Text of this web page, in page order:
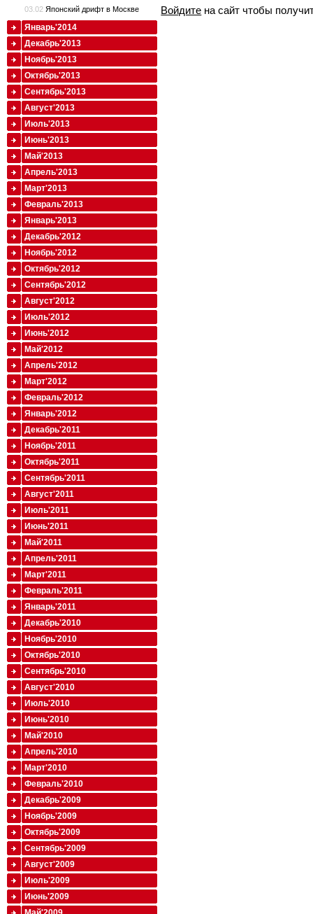
Войдите на сайт чтобы
03.02 Японский дрифт в Москве
Январь'2014
Декабрь'2013
Ноябрь'2013
Октябрь'2013
Сентябрь'2013
Август'2013
Июль'2013
Июнь'2013
Май'2013
Апрель'2013
Март'2013
Февраль'2013
Январь'2013
Декабрь'2012
Ноябрь'2012
Октябрь'2012
Сентябрь'2012
Август'2012
Июль'2012
Июнь'2012
Май'2012
Апрель'2012
Март'2012
Февраль'2012
Январь'2012
Декабрь'2011
Ноябрь'2011
Октябрь'2011
Сентябрь'2011
Август'2011
Июль'2011
Июнь'2011
Май'2011
Апрель'2011
Март'2011
Февраль'2011
Январь'2011
Декабрь'2010
Ноябрь'2010
Октябрь'2010
Сентябрь'2010
Август'2010
Июль'2010
Июнь'2010
Май'2010
Апрель'2010
Март'2010
Февраль'2010
Декабрь'2009
Ноябрь'2009
Октябрь'2009
Сентябрь'2009
Август'2009
Июль'2009
Июнь'2009